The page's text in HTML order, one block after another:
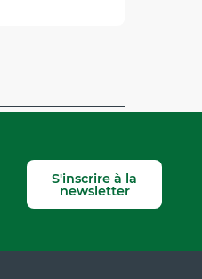
S'inscrire à la
newsletter